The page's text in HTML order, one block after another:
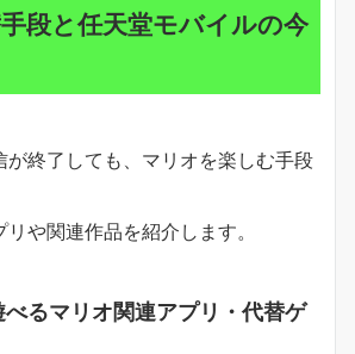
段と任天堂モバイルの今
が終了しても、マリオを楽しむ手段
や関連作品を紹介します。
るマリオ関連アプリ・代替ゲ